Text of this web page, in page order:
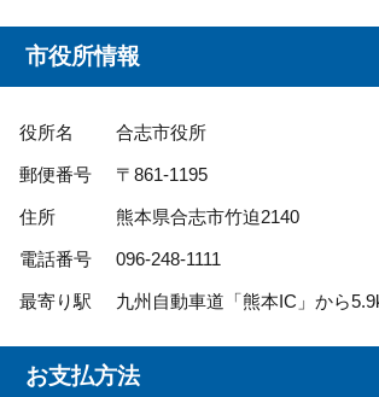
市役所情報
役所名 合志市役所
郵便番号 〒861-1195
住所 熊本県合志市竹迫2140
電話番号 096-248-1111
最寄り駅 九州自動車道「熊本IC」から
お支払方法